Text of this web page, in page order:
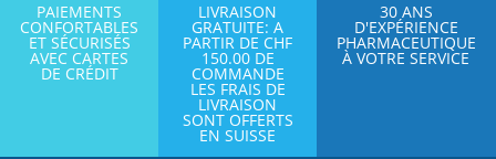
PAIEMENTS
CONFORTABLES
ET SÉCURISÉS
AVEC CARTES
DE CRÉDIT
LIVRAISON
GRATUITE: A
PARTIR DE CHF
150.00 DE
COMMANDE
LES FRAIS DE
LIVRAISON
SONT OFFERTS
EN SUISSE
30 ANS
D'EXPÉRIENCE
PHARMACEUTIQUE
À VOTRE SERVICE